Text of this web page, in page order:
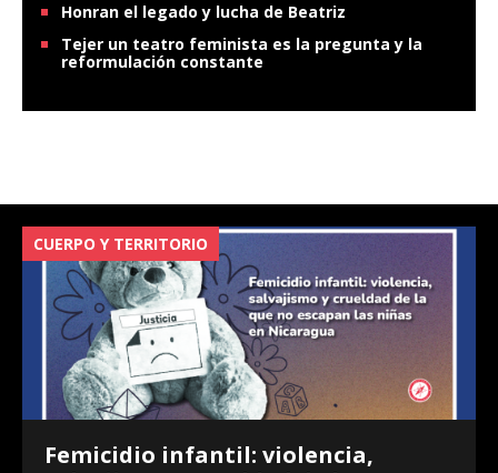
Honran el legado y lucha de Beatriz
Tejer un teatro feminista es la pregunta y la
reformulación constante
CUERPO Y TERRITORIO
Femicidio infantil: violencia,